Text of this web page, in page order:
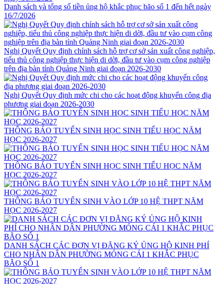
Danh sách và tổng số tiền ủng hộ khắc phục bão số 1 đến hết ngày
16/7/2026
Nghị Quyết Quy định chính sách hỗ trợ cơ sở sản xuất công nghiệp,
tiểu thủ công nghiệp thực hiện di dời, đầu tư vào cụm công nghiệp
trên địa bàn tỉnh Quảng Ninh giai đoạn 2026-2030
Nghị Quyết Quy định mức chi cho các hoạt động khuyến công địa
phương giai đoạn 2026-2030
THÔNG BÁO TUYỂN SINH HỌC SINH TIỂU HỌC NĂM
HỌC 2026-2027
THÔNG BÁO TUYỂN SINH HỌC SINH TIỂU HỌC NĂM
HỌC 2026-2027
THÔNG BÁO TUYỂN SINH VÀO LỚP 10 HỆ THPT NĂM
HỌC 2026-2027
DANH SÁCH CÁC ĐƠN VỊ ĐĂNG KÝ ỦNG HỘ KINH PHÍ
CHO NHÂN DÂN PHƯỜNG MÓNG CÁI 1 KHẮC PHỤC
BÃO SỐ 1